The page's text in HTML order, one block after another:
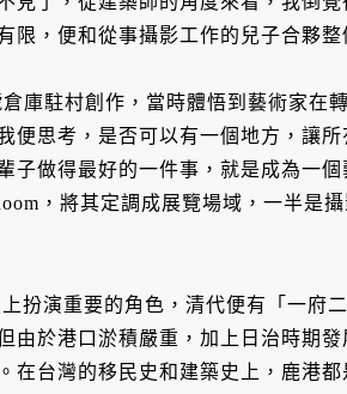
限，便和從事攝影工作的兒子合夥整
庫駐村創作，當時體悟到藝術家在
便思考，是否可以有一個地方，讓
子做得最好的一件事，就是成為一
，將其定調成展覽場域，一半是
扮演重要的角色，清代便有「一府
由於港口淤積嚴重，加上日治時期發
在台灣的移民史和建築史上，鹿港